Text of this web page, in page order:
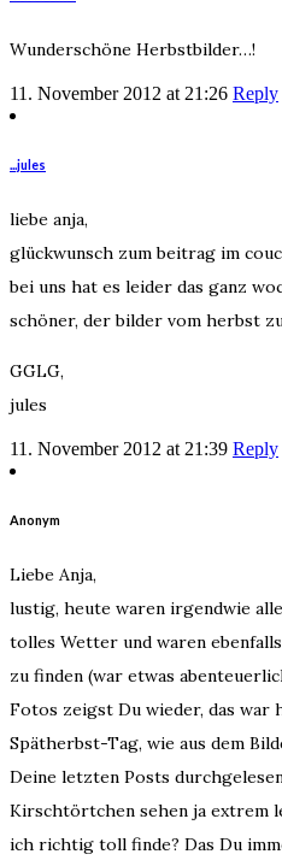
Wunderschöne Herbstbilder…!
11. November 2012 at 21:26 Reply
...jules
liebe anja,
glückwunsch zum beitrag im
bei uns hat es leider das ganz
schöner, der bilder vom herbst
GGLG,
jules
11. November 2012 at 21:39 Reply
Anonym
Liebe Anja,
lustig, heute waren irgendwie
tolles Wetter und waren
zu finden (war etwas
Fotos zeigst Du wieder, das war
Spätherbst-Tag, wie aus dem
Deine letzten Posts
Kirschtörtchen sehen ja extrem
ich richtig toll finde? Das Du